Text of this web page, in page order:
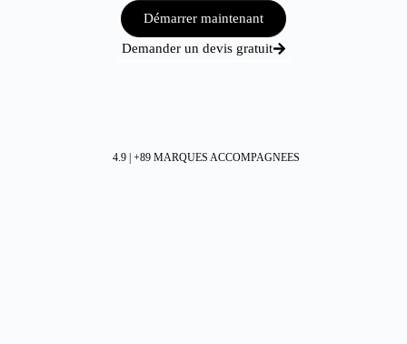
Démarrer maintenant
Demander un devis gratuit
4.9 | +89 MARQUES ACCOMPAGNEES